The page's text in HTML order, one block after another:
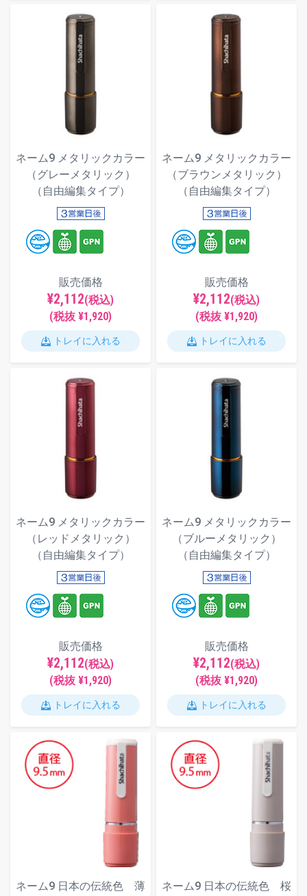
ネーム9 メタリックカラー
（グレーメタリック）
（自由編集タイプ）
販売価格
¥2,112(税込)
(税抜 ¥1,920)
トレイに入れる
ネーム9 メタリックカラー
（ブラウンメタリック）
（自由編集タイプ）
販売価格
¥2,112(税込)
(税抜 ¥1,920)
トレイに入れる
ネーム9 メタリックカラー
（レッドメタリック）
（自由編集タイプ）
販売価格
¥2,112(税込)
(税抜 ¥1,920)
トレイに入れる
ネーム9 メタリックカラー
（ブルーメタリック）
（自由編集タイプ）
販売価格
¥2,112(税込)
(税抜 ¥1,920)
トレイに入れる
ネーム9 日本の伝統色 薄
ネーム9 日本の伝統色 桜